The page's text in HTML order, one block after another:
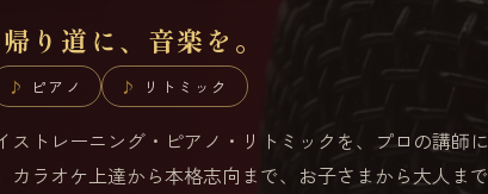
り道に、音楽を。
ピアノ リトミック
ストレーニング・ピアノ・リトミックを、プロの講師に
カラオケ上達から本格志向まで、お子さまから大人まで